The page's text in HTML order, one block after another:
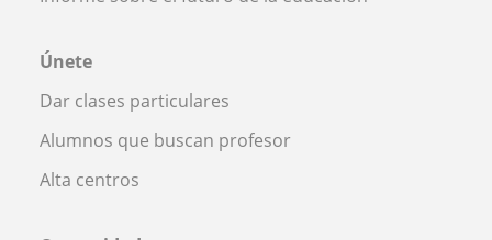
Únete
Dar clases particulares
Alumnos que buscan profesor
Alta centros